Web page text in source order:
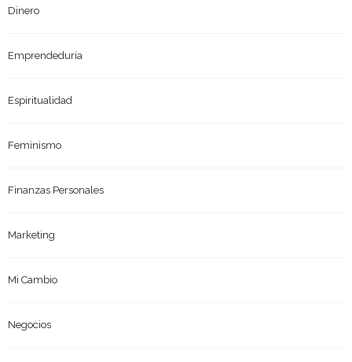
Dinero
Emprendeduría
Espiritualidad
Feminismo
Finanzas Personales
Marketing
Mi Cambio
Negocios